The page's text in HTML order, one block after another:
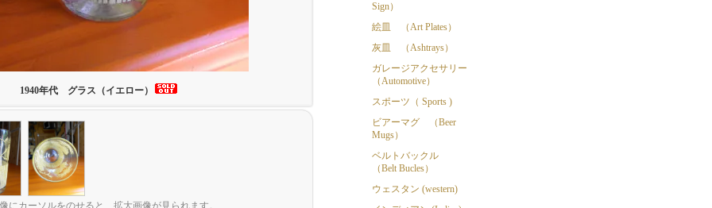
1940年代 グラス（イエロー）
Sign）
絵皿 （Art Plates）
灰皿 （Ashtrays）
ガレージアクセサリー
（Automotive）
スポーツ（ Sports )
ビアーマグ （Beer
Mugs）
ベルトバックル
（Belt Bucles）
ウェスタン (western)